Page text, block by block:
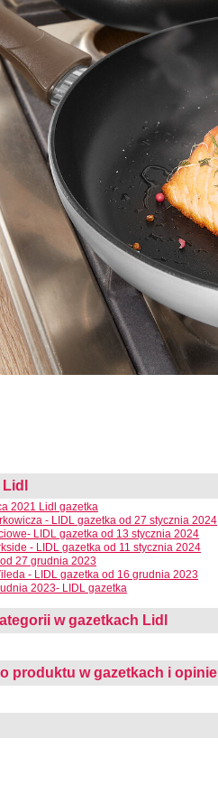
2021 Lidl gazetka
- LIDL gazetka od 27 stycznia 2024
LIDL gazetka od 13 stycznia 2024
- LIDL gazetka od 11 stycznia 2024
27 grudnia 2023
- LIDL gazetka od 16 grudnia 2023
2023- LIDL gazetka
w gazetkach Lidl
produktu w gazetkach i opinie